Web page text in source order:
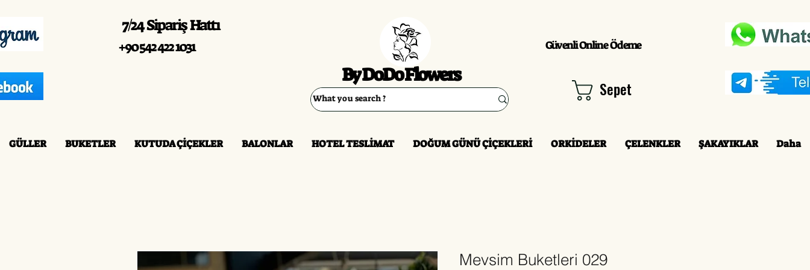
7/24 Sipariş Hattı
+90 542 422 1031
By DoDo Flowers
Güvenli Online Ödeme
Sepet
GÜLLER BUKETLER KUTUDA ÇİÇEKLER BALONLAR HOTEL TESLİMAT DOĞUM GÜNÜ ÇİÇEKLERİ ORKİDELER ÇELENKLER ŞAKAYIKLAR Daha
Mevsim Buketleri 029